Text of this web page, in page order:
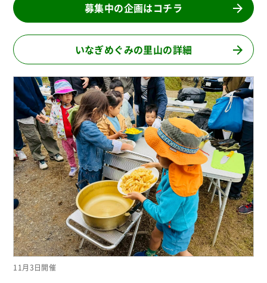
募集中の企画はコチラ
いなぎめぐみの里山の詳細
11月3日開催